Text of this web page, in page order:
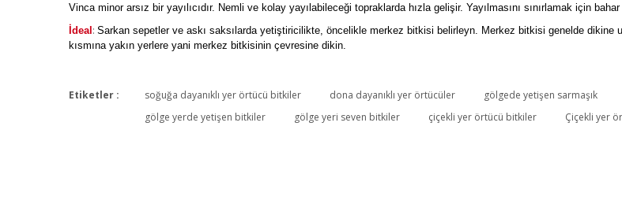
Vinca minor arsız bir yayılıcıdır. Nemli ve kolay yayılabileceği topraklarda hızla gelişir. Yayılmasını sınırlamak için
İdeal : Sarkan sepetler ve askı saksılarda yetiştiricilikte, öncelikle merkez bitkisi belirleyn. Merkez bitkisi genelde dikine
kısmına yakın yerlere yani merkez bitkisinin çevresine dikin.
Etiketler : soğuğa dayanıklı yer örtücü bitkiler dona dayanıklı yer örtücüler gölgede yetişen sarmaşık
gölge yerde yetişen bitkiler
gölge yeri seven bitkiler çiçekli yer örtücü bitkiler Çiçekli yer